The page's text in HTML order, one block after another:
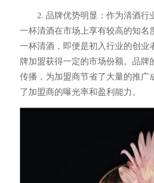
2. 品牌优势明显：作为清酒行
一杯清酒在市场上享有较高的知名
一杯清酒，即便是初入行业的创业
牌加盟获得一定的市场份额。品牌
传播，为加盟商节省了大量的推广
了加盟商的曝光率和盈利能力。